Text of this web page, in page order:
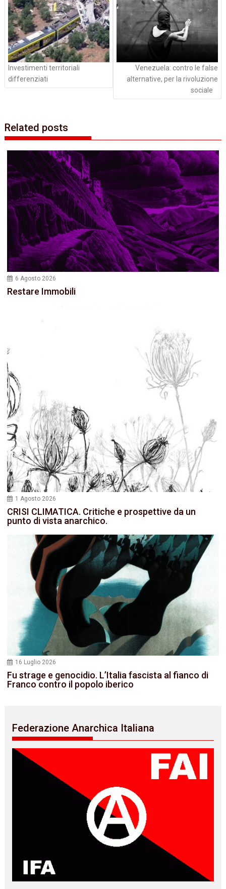
Investimenti territoriali
differenziati
Venezuela: contro le false
alternative, per la rivoluzione
sociale
Related posts
6 Agosto 2026
Restare Immobili
1 Agosto 2026
CRISI CLIMATICA. Critiche e prospettive da un
punto di vista anarchico.
16 Luglio 2026
Fu strage e genocidio. L’Italia fascista al fianco di
Franco contro il popolo iberico
Federazione Anarchica Italiana